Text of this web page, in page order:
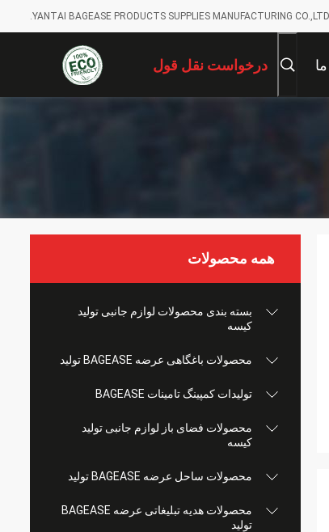
YANTAI BAGEASE PRODUCTS SUPPLIES MANUFACTURING CO.,LTD.
درخواست نقل قول
همه محصولات
بسته بندی محصولات لوازم جانبی تولید
کیسه
محصولات باغگاهی عرضه BAGEASE تولید
تولیدات کمپینگ تامینات BAGEASE
محصولات فضای باز لوازم جانبی تولید
کیسه
محصولات ساحل عرضه BAGEASE تولید
محصولات هدیه تبلیغاتی عرضه BAGEASE
تولید